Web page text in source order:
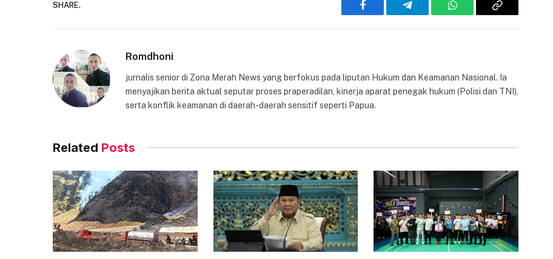
SHARE.
Facebook Telegram WhatsAppCopy
Romdhoni
jurnalis senior di Zona Merah News yang berfokus pada liputan Hukum dan Keamanan Nasional. Ia
menyajikan berita aktual seputar proses praperadilan, kinerja aparat penegak hukum (Polisi dan TNI),
serta konflik keamanan di daerah-daerah sensitif seperti Papua.
Related Posts